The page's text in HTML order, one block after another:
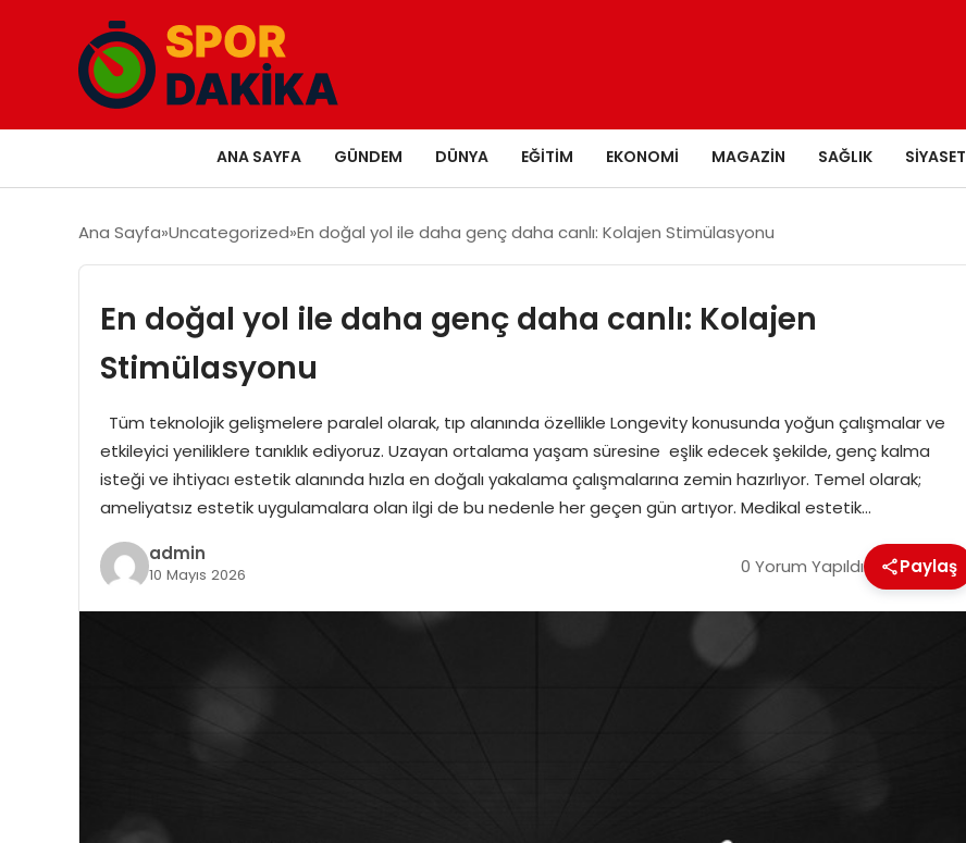
ANA SAYFA GÜNDEM DÜNYA EĞITIM EKONOMI MAGAZIN SAĞLIK SIYASET
Ana Sayfa Uncategorized En doğal yol ile daha genç daha canlı: Kolajen Stimülasyonu
En doğal yol ile daha genç daha canlı: Kolajen
Stimülasyonu
Tüm teknolojik gelişmelere paralel olarak, tıp alanında özellikle Longevity konusunda yoğun çalışmalar ve
etkileyici yeniliklere tanıklık ediyoruz. Uzayan ortalama yaşam süresine eşlik edecek şekilde, genç kalma
isteği ve ihtiyacı estetik alanında hızla en doğalı yakalama çalışmalarına zemin hazırlıyor. Temel olarak;
ameliyatsız estetik uygulamalara olan ilgi de bu nedenle her geçen gün artıyor. Medikal estetik…
admin
10 Mayıs 2026 0 Yorum Yapıldı Paylaş